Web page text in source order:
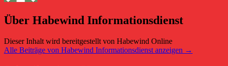
Über Habewind Informationsdienst
Dieser Inhalt wird bereitgestellt von Habewind Online
Alle Beiträge von Habewind Informationsdienst anzeigen →